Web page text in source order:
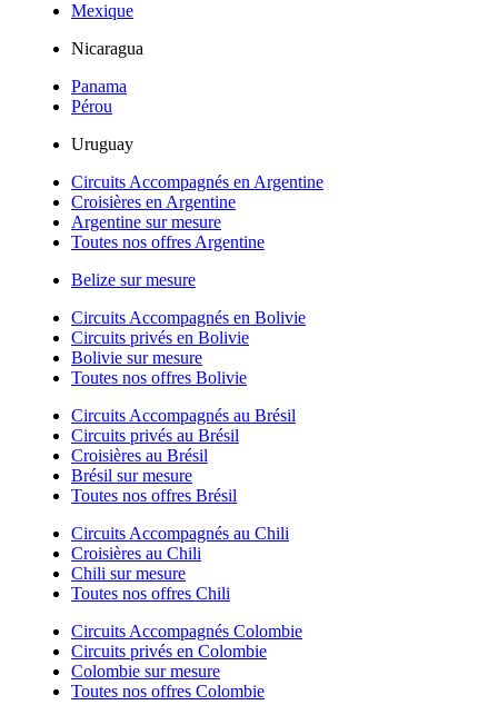
Mexique
Nicaragua
Panama
Pérou
Uruguay
Circuits Accompagnés en Argentine
Croisières en Argentine
Argentine sur mesure
Toutes nos offres Argentine
Belize sur mesure
Circuits Accompagnés en Bolivie
Circuits privés en Bolivie
Bolivie sur mesure
Toutes nos offres Bolivie
Circuits Accompagnés au Brésil
Circuits privés au Brésil
Croisières au Brésil
Brésil sur mesure
Toutes nos offres Brésil
Circuits Accompagnés au Chili
Croisières au Chili
Chili sur mesure
Toutes nos offres Chili
Circuits Accompagnés Colombie
Circuits privés en Colombie
Colombie sur mesure
Toutes nos offres Colombie